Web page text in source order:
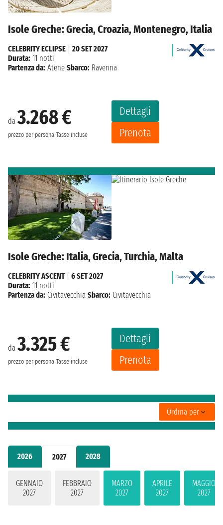
2026 2027 2028
GENNAIO
2027
FEBBRAIO
2027
MARZO
2027
APRILE
2027
MAGGIO
2027
Isole Greche: Grecia, Croazia, Montenegro, Italia
da3.268 €
prezzo per persona Tasse incluse
Dettagli
Prenota
CELEBRITY ECLIPSE
20 SET 2027
Durata: 11 notti
Partenza da: Atene Sbarco: Ravenna
Isole Greche: Italia, Grecia, Turchia, Malta
da3.325 €
prezzo per persona Tasse incluse
Dettagli
Prenota
CELEBRITY ASCENT| 6 SET 2027
Durata: 11 notti
Partenza da: Civitavecchia Sbarco: Civitavecchia
Ordina per